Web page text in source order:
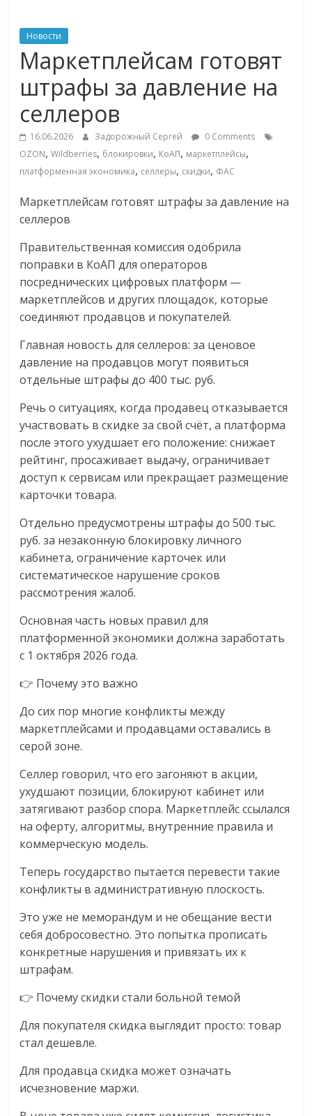
ритейле,
логистике,
технологиях,
соцсетях
Портал
онлайн-
торговле,
сервисах
для
Commerce,
ритейле,
логистике,
технологиях,
соцсетях.
Нам
как
знать
как
Сеть
меняет
жизнь
обсудить
эти
изменения
Новости
Маркетплейсам готовят
штрафы за давление на
селлеров
16.06.2026 Задорожный Сергей
0 Comments
OZON,Wildberries, блокировки, КоАП, маркетплейсы,
платформенная экономика, селлеры, скидки, ФАС
Маркетплейсам готовят штрафы за давление на
селлеров
Правительственная комиссия одобрила
поправки в КоАП для операторов
посреднических цифровых платформ —
маркетплейсов и других площадок, которые
соединяют продавцов и покупателей.
Главная новость для селлеров: за ценовое
давление на продавцов могут появиться
отдельные штрафы до 400 тыс. руб.
Речь о ситуациях, когда продавец отказывается
участвовать в скидке за свой счёт, а платформа
после этого ухудшает его положение: снижает
рейтинг, просаживает выдачу, ограничивает
доступ к сервисам или прекращает размещение
карточки товара.
Отдельно предусмотрены штрафы до 500 тыс.
руб. за незаконную блокировку личного
кабинета, ограничение карточек или
систематическое нарушение сроков
рассмотрения жалоб.
Основная часть новых правил для
платформенной экономики должна заработать
с 1 октября 2026 года.
👉 Почему это важно
До сих пор многие конфликты между
маркетплейсами и продавцами оставались в
серой зоне.
Селлер говорил, что его загоняют в акции,
ухудшают позиции, блокируют кабинет или
затягивают разбор спора. Маркетплейс ссылался
на оферту, алгоритмы, внутренние правила и
коммерческую модель.
Теперь государство пытается перевести такие
конфликты в административную плоскость.
Это уже не меморандум и не обещание вести
себя добросовестно. Это попытка прописать
конкретные нарушения и привязать их к
штрафам.
👉 Почему скидки стали больной темой
Для покупателя скидка выглядит просто: товар
стал дешевле.
Для продавца скидка может означать
исчезновение маржи.